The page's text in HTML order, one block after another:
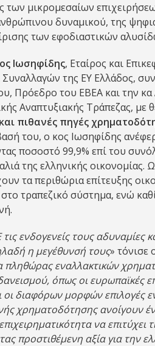
των μικρομεσαίων
δυναμικού, της
των εφοδιαστικών
Ιωσηφίδης, Εταίρος και
της ΕΥ Ελλάδος,
Πρόεδρο του ΕΒΕΑ και την
Αναπτυξιακής Τράπεζας, με
πιθανές πηγές
του, ο κος Ιωσηφίδης
ποσοστό 99,9% επί του
της ελληνικής οικονομίας.
τα περιθώρια επίτευξης
τραπεζικό σύστημα, ενώ
ενδογενείς τους αδυναμίες
η μεγέθυνσή τους» τόνισε
πληθώρας εναλλακτικών
όπως οι ευρωπαϊκές
διαφόρων μορφών επιλογές
χρηματοδότησης ανοίγουν
να επιτύχει
προστιθέμενη αξία για την